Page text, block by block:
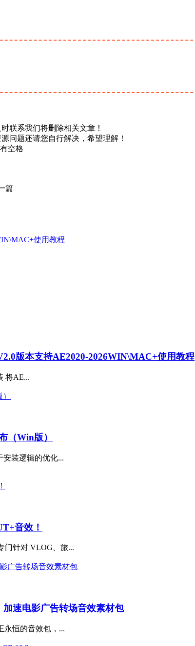
联系我们将删除相关文章！
问题还请您自行解决，希望理解！
空格
篇
版本支持AE2020-2026WIN\MAC+使用教程
将AE...
（Win版）
安装逻辑的优化...
音效！
门针对 VLOG、旅...
加速电影广告转场音效素材包
永恒的音效包，...